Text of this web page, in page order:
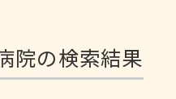
院の検索結果